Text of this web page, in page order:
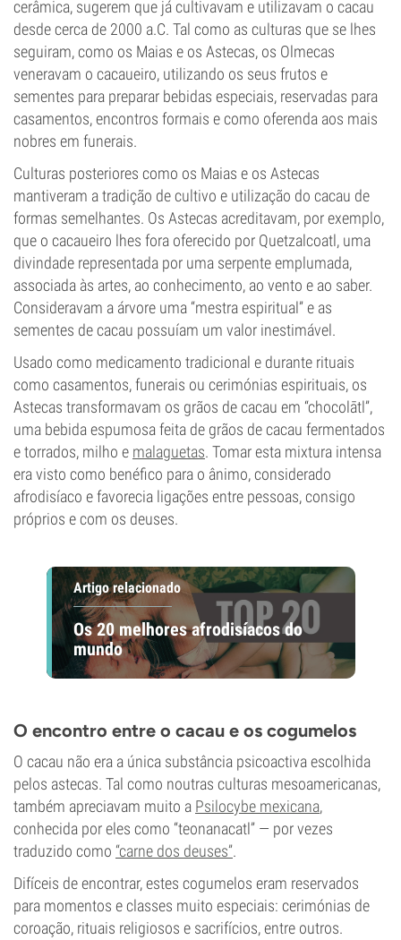
cerâmica, sugerem que já cultivavam e utilizavam o cacau
desde cerca de 2000 a.C. Tal como as culturas que se lhes
seguiram, como os Maias e os Astecas, os Olmecas
veneravam o cacaueiro, utilizando os seus frutos e
sementes para preparar bebidas especiais, reservadas para
casamentos, encontros formais e como oferenda aos mais
nobres em funerais.
Culturas posteriores como os Maias e os Astecas
mantiveram a tradição de cultivo e utilização do cacau de
formas semelhantes. Os Astecas acreditavam, por exemplo,
que o cacaueiro lhes fora oferecido por Quetzalcoatl, uma
divindade representada por uma serpente emplumada,
associada às artes, ao conhecimento, ao vento e ao saber.
Consideravam a árvore uma “mestra espiritual” e as
sementes de cacau possuíam um valor inestimável.
Usado como medicamento tradicional e durante rituais
como casamentos, funerais ou cerimónias espirituais, os
Astecas transformavam os grãos de cacau em “chocolātl”,
uma bebida espumosa feita de grãos de cacau fermentados
e torrados, milho e malaguetas. Tomar esta mixtura intensa
era visto como benéfico para o ânimo, considerado
afrodisíaco e favorecia ligações entre pessoas, consigo
próprios e com os deuses.
Artigo relacionado
Os 20 melhores afrodisíacos do
mundo
O encontro entre o cacau e os cogumelos
O cacau não era a única substância psicoactiva escolhida
pelos astecas. Tal como noutras culturas mesoamericanas,
também apreciavam muito a Psilocybe mexicana,
conhecida por eles como “teonanacatl” — por vezes
traduzido como “carne dos deuses”.
Difíceis de encontrar, estes cogumelos eram reservados
para momentos e classes muito especiais: cerimónias de
coroação, rituais religiosos e sacrifícios, entre outros.